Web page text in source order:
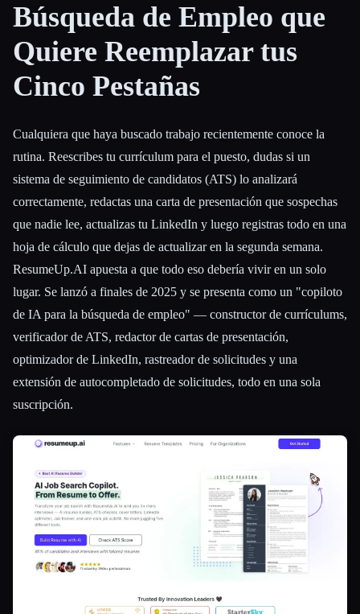
Búsqueda de Empleo que
Quiere Reemplazar tus
Cinco Pestañas
Cualquiera que haya buscado trabajo recientemente conoce la
rutina. Reescribes tu currículum para el puesto, dudas si un
sistema de seguimiento de candidatos (ATS) lo analizará
correctamente, redactas una carta de presentación que sospechas
que nadie lee, actualizas tu LinkedIn y luego registras todo en una
hoja de cálculo que dejas de actualizar en la segunda semana.
ResumeUp.AI apuesta a que todo eso debería vivir en un solo
lugar. Se lanzó a finales de 2025 y se presenta como un "copiloto
de IA para la búsqueda de empleo" — constructor de currículums,
verificador de ATS, redactor de cartas de presentación,
optimizador de LinkedIn, rastreador de solicitudes y una
extensión de autocompletado de solicitudes, todo en una sola
suscripción.